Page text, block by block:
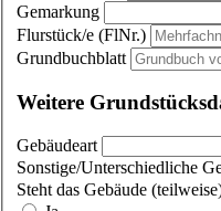
Gemarkung
Flurstück/e (FlNr.)
Grundbuchblatt
Weitere
Gebäudeart
Sonstige/Unterschiedliche
Steht das Gebäude